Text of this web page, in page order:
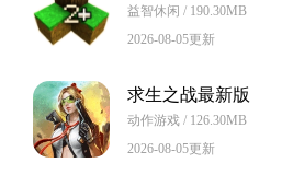
益智休闲 / 190.30MB
2026-08-05更新
求生之战最新版
动作游戏 / 126.30MB
2026-08-05更新